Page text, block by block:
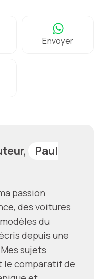
Envoyer
Paul
passion
des voitures
du
depuis une
sujets
le comparatif de